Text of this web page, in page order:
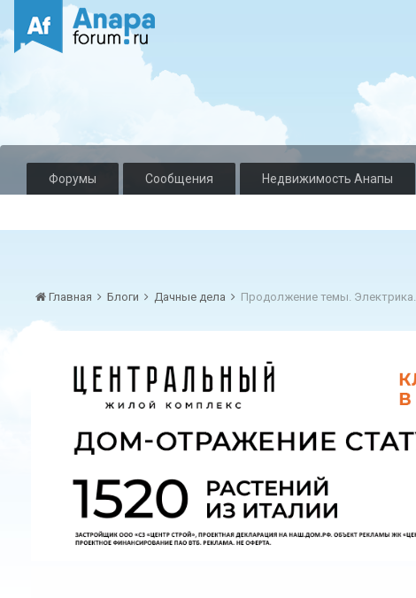
Форумы Сообщения Недвижимость Анапы
Главная Блоги Дачные дела Продолжение темы. Электрика.